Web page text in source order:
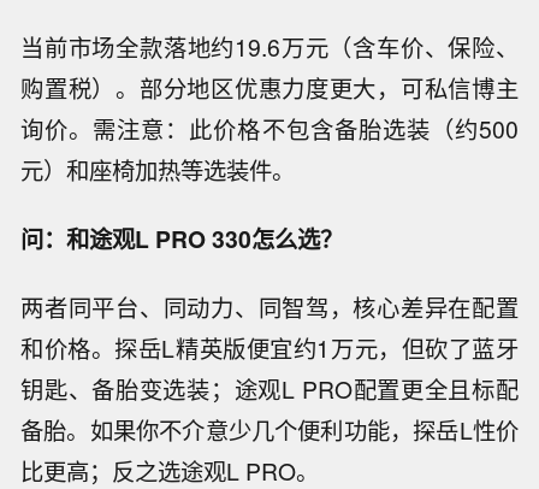
当前市场全款落地约19.6万元（含车价、保险、
购置税）。部分地区优惠力度更大，可私信博主
询价。需注意：此价格不包含备胎选装（约500
元）和座椅加热等选装件。
问：和途观L PRO 330怎么选？
两者同平台、同动力、同智驾，核心差异在配置
和价格。探岳L精英版便宜约1万元，但砍了蓝牙
钥匙、备胎变选装；途观L PRO配置更全且标配
备胎。如果你不介意少几个便利功能，探岳L性价
比更高；反之选途观L PRO。